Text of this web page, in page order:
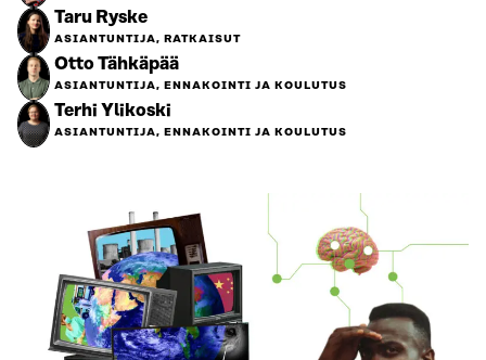
Taru Ryske
ASIANTUNTIJA, RATKAISUT
Otto Tähkäpää
ASIANTUNTIJA, ENNAKOINTI JA KOULUTUS
Terhi Ylikoski
ASIANTUNTIJA, ENNAKOINTI JA KOULUTUS